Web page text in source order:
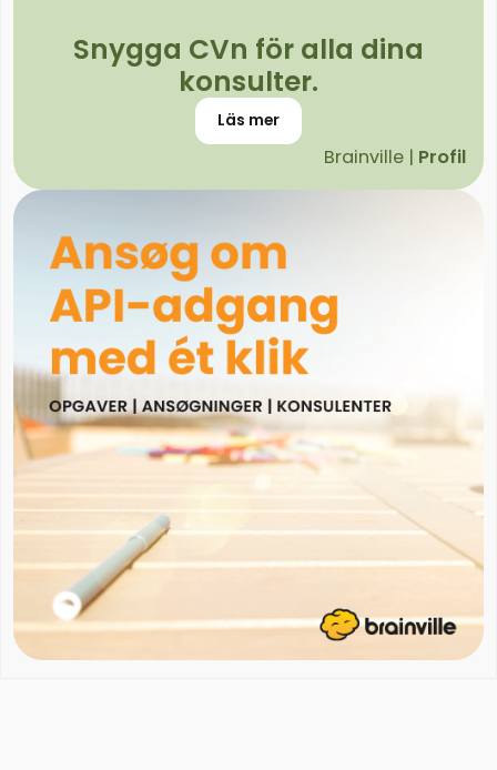
Snygga CVn för alla dina
konsulter.
Läs mer
Brainville | Profil